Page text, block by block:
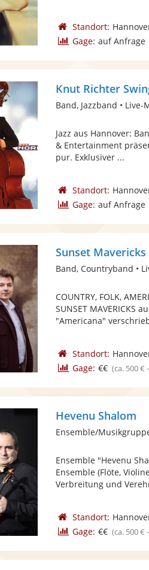
Standort:
Gage: auf Anfrage
Knut Richter
Band, Jazzband • Live-
Jazz aus Hannover:
& Entertainment
pur. Exklusiver ...
Standort:
Gage: auf Anfrage
Sunset Mavericks
Band, Countryband •
COUNTRY, FOLK,
SUNSET MAVERICKS
"Americana"
Standort:
Gage: €€ (ca. 500 €
Hevenu Shalom
Ensemble/
Ensemble "Hevenu
Ensemble (Flöte,
Verbreitung und
Standort:
Gage: €€ (ca. 500 €